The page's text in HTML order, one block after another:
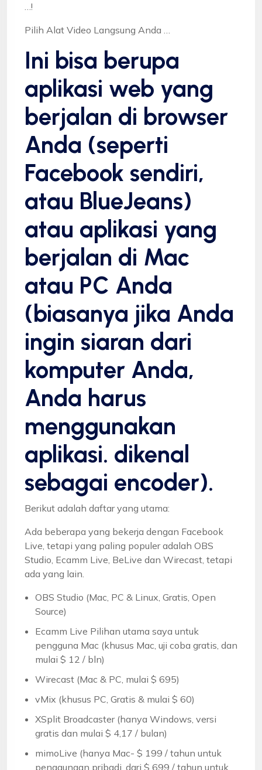
…!
Pilih Alat Video Langsung Anda …
Ini bisa berupa
aplikasi web yang
berjalan di browser
Anda (seperti
Facebook sendiri,
atau BlueJeans)
atau aplikasi yang
berjalan di Mac
atau PC Anda
(biasanya jika Anda
ingin siaran dari
komputer Anda,
Anda harus
menggunakan
aplikasi. dikenal
sebagai encoder).
Berikut adalah daftar yang utama:
Ada beberapa yang bekerja dengan Facebook
Live, tetapi yang paling populer adalah OBS
Studio, Ecamm Live, BeLive dan Wirecast, tetapi
ada yang lain.
OBS Studio (Mac, PC & Linux, Gratis, Open
Source)
Ecamm Live Pilihan utama saya untuk
pengguna Mac (khusus Mac, uji coba gratis, dan
mulai $ 12 / bln)
Wirecast (Mac & PC, mulai $ 695)
vMix (khusus PC, Gratis & mulai $ 60)
XSplit Broadcaster (hanya Windows, versi
gratis dan mulai $ 4,17 / bulan)
mimoLive (hanya Mac- $ 199 / tahun untuk
penggunaan pribadi, dari $ 699 / tahun untuk